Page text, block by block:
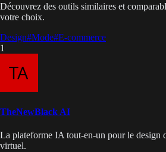
Découvrez des outils similaires et
votre choix.
Design#Mode#E-commerce
1
TheNewBlack AI
La plateforme IA tout-en-un pour le design
virtuel.